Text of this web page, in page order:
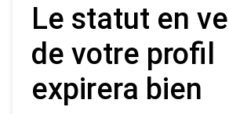
Le statut en
de votre profil
expirera bien